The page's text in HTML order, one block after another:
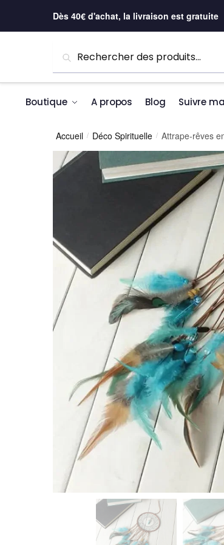
Dès 40€ d'achat, la livraison est gratuite
Recherche
Boutique A propos Blog Suivre
Accueil / Déco Spirituelle / Attrape-rêves